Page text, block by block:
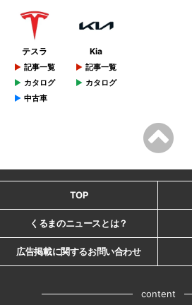
テスラ
記事一覧
カタログ
中古車
Kia
記事一覧
カタログ
TOP
くるまのニュースとは？
広告掲載に関するお問い合わせ
content